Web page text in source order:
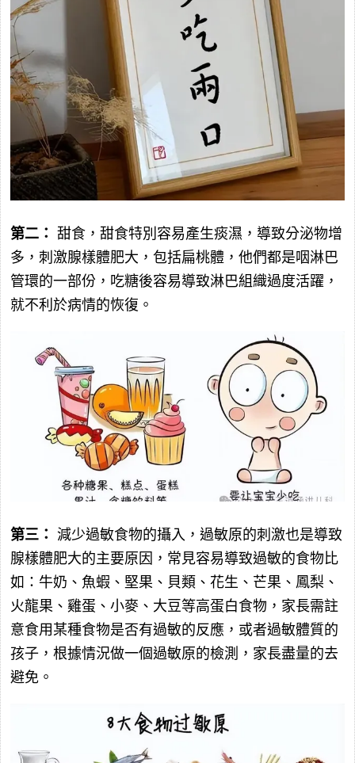
第二： 甜食，甜食特別容易產生痰濕，導致分泌物增
多，刺激腺樣體肥大，包括扁桃體，他們都是咽淋巴
管環的一部份，吃糖後容易導致淋巴組織過度活躍，
就不利於病情的恢復。
第三： 減少過敏食物的攝入，過敏原的刺激也是導致
腺樣體肥大的主要原因，常見容易導致過敏的食物比
如：牛奶、魚蝦、堅果、貝類、花生、芒果、鳳梨、
火龍果、雞蛋、小麥、大豆等高蛋白食物，家長需註
意食用某種食物是否有過敏的反應，或者過敏體質的
孩子，根據情況做一個過敏原的檢測，家長盡量的去
避免。